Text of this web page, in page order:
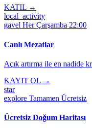
KATIL →
local_activity
gavel Her Çarşamba 22:00
Canlı Mezatlar
Açık artırma ile en nadide
KAYIT OL →
star
explore Tamamen Ücretsiz
Ücretsiz Doğum Haritası